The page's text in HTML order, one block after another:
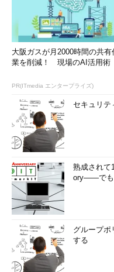
大阪ガスが月2000時間の共有
業を削減！ 現場のAI活用術
PR(ITmedia エンタープライズ)
セキュリテ
熟成されて
ory――でも
グループポ
する